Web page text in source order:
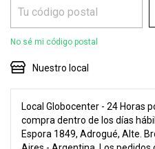
No sé mi código postal
Nuestro local
Local Globocenter - 24 Horas
compra dentro de los días
Espora 1849, Adrogué, Alte.